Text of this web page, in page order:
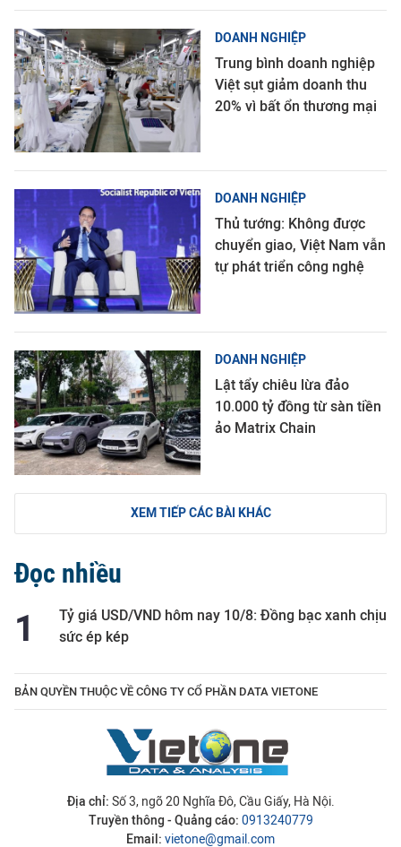
DOANH NGHIỆP
Trung bình doanh nghiệp
Việt sụt giảm doanh thu
20% vì bất ổn thương mại
DOANH NGHIỆP
Thủ tướng: Không được
chuyển giao, Việt Nam vẫn
tự phát triển công nghệ
DOANH NGHIỆP
Lật tẩy chiêu lừa đảo
10.000 tỷ đồng từ sàn tiền
ảo Matrix Chain
XEM TIẾP CÁC BÀI KHÁC
Đọc nhiều
Tỷ giá USD/VND hôm nay 10/8: Đồng bạc xanh chịu
sức ép kép
BẢN QUYỀN THUỘC VỀ CÔNG TY CỔ PHẦN DATA VIETONE
Địa chỉ: Số 3, ngõ 20 Nghĩa Đô, Cầu Giấy, Hà Nội.
Truyền thông - Quảng cáo: 0913240779
Email: vietone@gmail.com